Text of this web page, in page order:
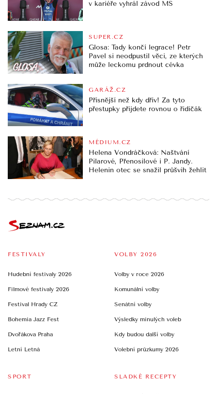
v kariéře vyhrál závod MS
SUPER.CZ
Glosa: Tady končí legrace! Petr
Pavel si neodpustil věci, ze kterých
může leckomu prdnout cévka
GARÁŽ.CZ
Přísnější než kdy dřív! Za tyto
přestupky přijdete rovnou o řidičák
MÉDIUM.CZ
Helena Vondráčková: Naštvání
Pilarové, Přenosilové i P. Jandy.
Helenin otec se snažil průšvih žehlit
FESTIVALY
Hudební festivaly 2026
Filmové festivaly 2026
Festival Hrady CZ
Bohemia Jazz Fest
Dvořákova Praha
Letní Letná
VOLBY 2026
Volby v roce 2026
Komunální volby
Senátní volby
Výsledky minulých voleb
Kdy budou další volby
Volební průzkumy 2026
SPORT SLADKÉ RECEPTY